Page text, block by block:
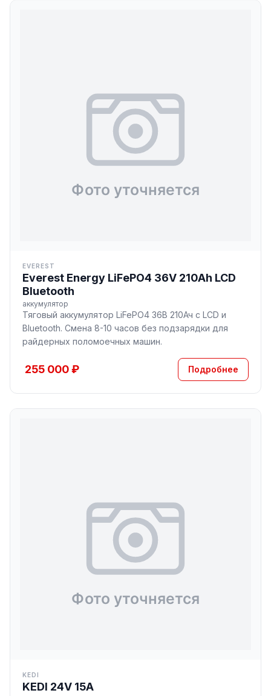
EVEREST
Everest Energy LiFePO4 36V 210Ah LCD
Bluetooth
аккумулятор
Тяговый аккумулятор LiFePO4 36В 210Ач с LCD и
Bluetooth. Смена 8-10 часов без подзарядки для
райдерных поломоечных машин.
255 000 ₽ Подробнее
KEDI
KEDI 24V 15A